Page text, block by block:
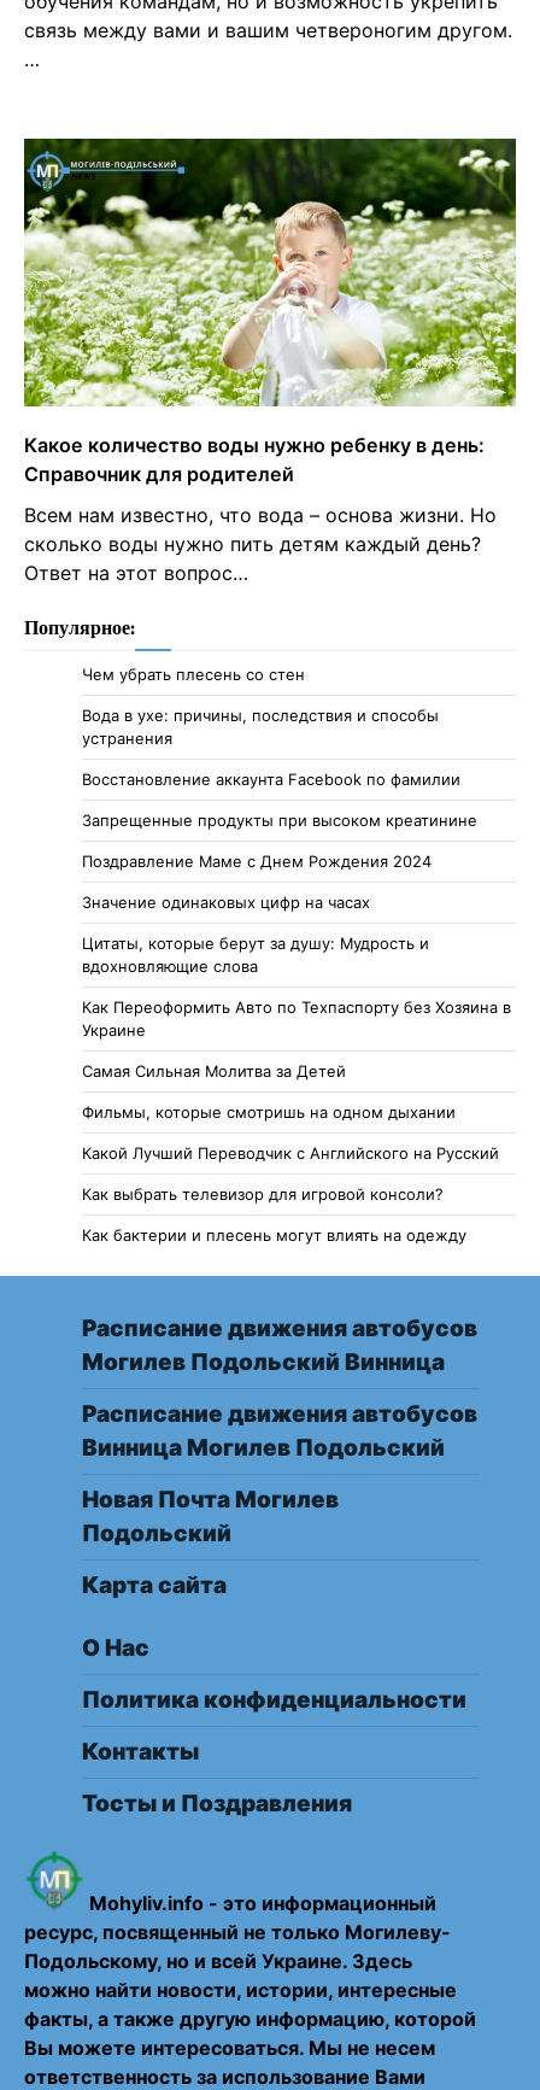
связь между вами и вашим четвероногим другом.
…
Какое количество воды нужно ребенку в день:
Справочник для родителей
Всем нам известно, что вода – основа жизни. Но
сколько воды нужно пить детям каждый день?
Ответ на этот вопрос…
Популярное:
Чем убрать плесень со стен
Вода в ухе: причины, последствия и способы
устранения
Восстановление аккаунта Facebook по фамилии
Запрещенные продукты при высоком креатинине
Поздравление Маме с Днем Рождения 2024
Значение одинаковых цифр на часах
Цитаты, которые берут за душу: Мудрость и
вдохновляющие слова
Как Переоформить Авто по Техпаспорту без Хозяина в
Украине
Самая Сильная Молитва за Детей
Фильмы, которые смотришь на одном дыхании
Какой Лучший Переводчик с Английского на Русский
Как выбрать телевизор для игровой консоли?
Как бактерии и плесень могут влиять на одежду
Расписание движения автобусов
Могилев Подольский Винница
Расписание движения автобусов
Винница Могилев Подольский
Новая Почта Могилев
Подольский
Карта сайта
О Нас
Политика конфиденциальности
Контакты
Тосты и Поздравления
Mohyliv.info - это информационный
ресурс, посвященный не только Могилеву-
Подольскому, но и всей Украине. Здесь
можно найти новости, истории, интересные
факты, а также другую информацию, которой
Вы можете интересоваться. Мы не несем
ответственность за использование Вами